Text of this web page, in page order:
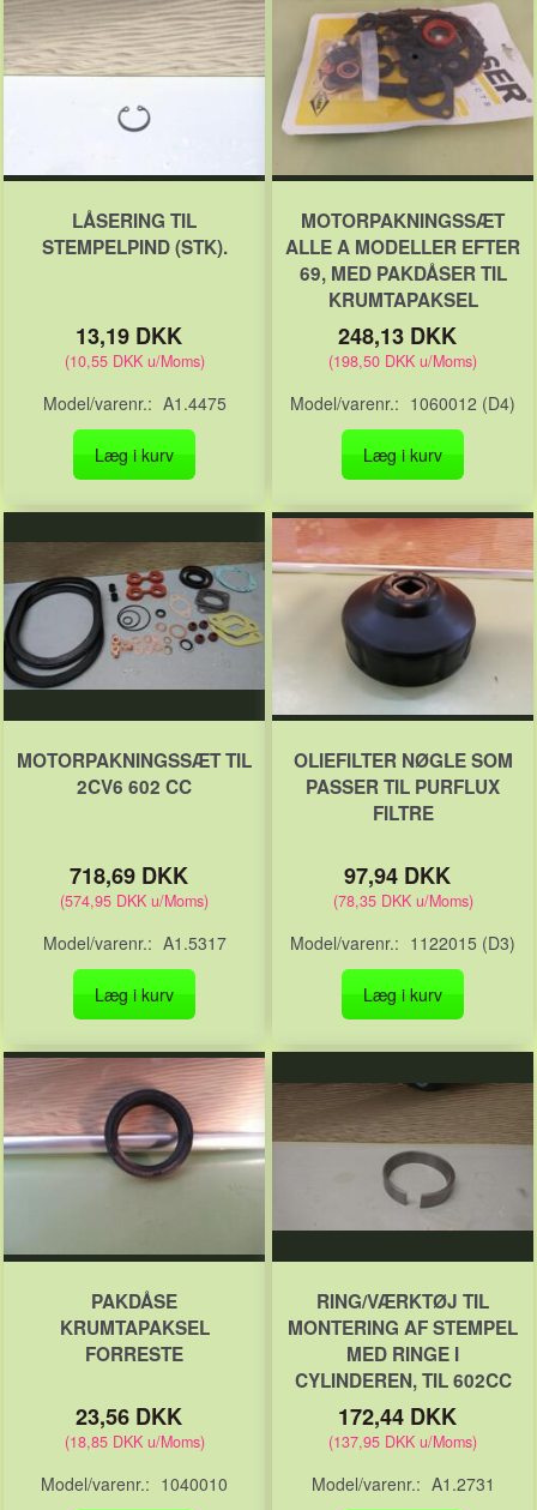
LÅSERING TIL
STEMPELPIND (STK).
13,19 DKK
(10,55 DKKu/Moms)
Model/varenr.: A1.4475
Læg i kurv
MOTORPAKNINGSSÆT
ALLE A MODELLER EFTER
69, MED PAKDÅSER TIL
KRUMTAPAKSEL
248,13 DKK
(198,50 DKK u/Moms)
Model/varenr.: 1060012 (D4)
Læg i kurv
MOTORPAKNINGSSÆT TIL
2CV6 602 CC
718,69 DKK
(574,95 DKK u/Moms)
Model/varenr.: A1.5317
Læg i kurv
OLIEFILTER NØGLE SOM
PASSER TIL PURFLUX
FILTRE
97,94 DKK
(78,35 DKKu/Moms)
Model/varenr.: 1122015 (D3)
Læg i kurv
PAKDÅSE
KRUMTAPAKSEL
FORRESTE
23,56 DKK
(18,85 DKKu/Moms)
Model/varenr.: 1040010
RING/VÆRKTØJ TIL
MONTERING AF STEMPEL
MED RINGE I
CYLINDEREN, TIL 602CC
172,44 DKK
(137,95 DKK u/Moms)
Model/varenr.: A1.2731